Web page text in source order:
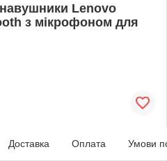
навушники Lenovo
з мікрофоном для
Доставка Оплата Умови